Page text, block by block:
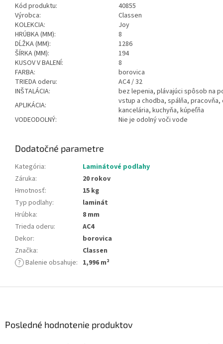
Kód produktu:
40855
Výrobca:
Classen
KOLEKCIA:
Joy
HRÚBKA (MM):
8
DĹŽKA (MM):
1286
ŠÍRKA (MM):
194
KUSOV V BALENÍ:
8
FARBA:
borovica
TRIEDA oderu:
AC4 / 32
INŠTALÁCIA:
bez lepenia, plávajúci spôsob na
APLIKÁCIA:
vstup a chodba, spálňa,
kancelária, kuchyňa, kúpeľňa
VODEODOLNÝ:
Nie je odolný voči vode
Dodatočné parametre
Kategória:
Laminátové podlahy
Záruka:
20 rokov
Hmotnosť:
15 kg
Typ podlahy:
laminát
Hrúbka:
8 mm
Trieda oderu:
AC4
Dekor:
borovica
Značka:
Classen
? Balenie obsahuje: 1,996 m²
Posledné hodnotenie produktov